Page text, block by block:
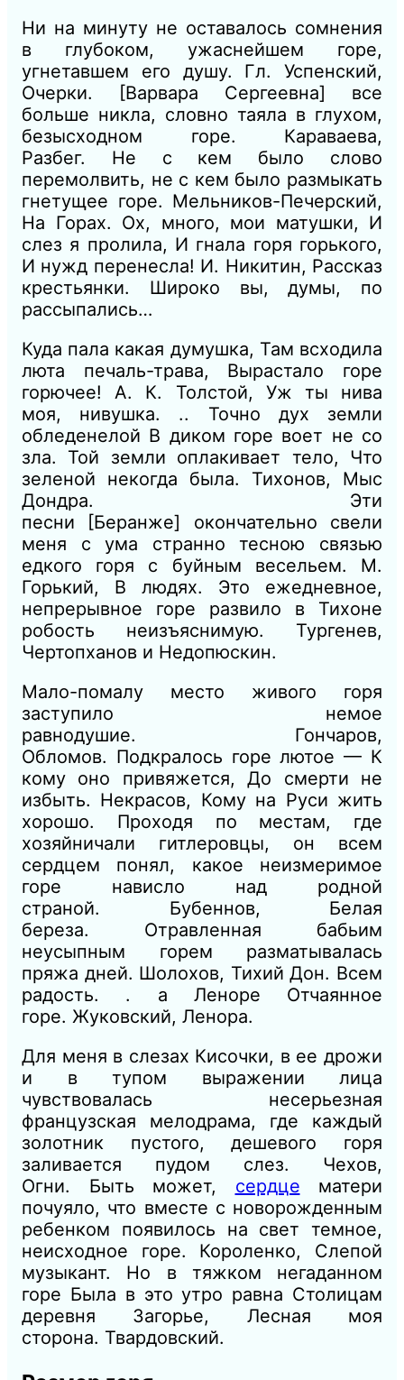
Ни на минуту не оставалось сомнения
в глубоком, ужаснейшем горе,
угнетавшем его душу. Гл. Успенский,
Очерки. [Варвара Сергеевна] все
больше никла, словно таяла в глухом,
безысходном горе. Караваева,
Разбег. Не с кем было слово
перемолвить, не с кем было размыкать
гнетущее горе. Мельников-Печерский,
На Горах. Ох, много, мои матушки, И
слез я пролила, И гнала горя горького,
И нужд перенесла! И. Никитин, Рассказ
крестьянки.
Широко вы, думы, по
рассыпались…
Куда пала какая думушка, Там всходила
люта печаль-трава, Вырастало горе
горючее! А. К. Толстой, Уж ты нива
моя, нивушка. .. Точно дух земли
обледенелой В диком горе воет не со
зла. Той земли оплакивает тело, Что
зеленой некогда была. Тихонов, Мыс
Дондра. Эти
песни
[Беранже] окончательно свели
меня с ума странно тесною связью
едкого горя с буйным весельем. М.
Горький, В людях. Это ежедневное,
непрерывное горе развило в Тихоне
робость неизъяснимую. Тургенев,
Чертопханов и Недопюскин.
Мало-помалу место живого горя
заступило немое
равнодушие. Гончаров,
Обломов. Подкралось горе лютое— К
кому оно привяжется, До смерти не
избыть. Некрасов, Кому на Руси жить
хорошо. Проходя по местам, где
хозяйничали гитлеровцы, он всем
сердцем понял, какое неизмеримое
горе нависло над родной
страной. Бубеннов, Белая
береза. Отравленная бабьим
неусыпным горем разматывалась
пряжа дней. Шолохов, Тихий Дон. Всем
радость. . а Леноре Отчаянное
горе. Жуковский, Ленора.
Для меня в слезах Кисочки, в ее дрожи
и в тупом выражении лица
чувствовалась несерьезная
французская мелодрама, где каждый
золотник пустого, дешевого горя
заливается пудом слез. Чехов,
Огни. Быть может, сердце матери
почуяло, что вместе с новорожденным
ребенком появилось на свет темное,
неисходное горе. Короленко, Слепой
музыкант. Но в тяжком негаданном
горе Была в это утро равна Столицам
деревня Загорье, Лесная моя
сторона. Твардовский.